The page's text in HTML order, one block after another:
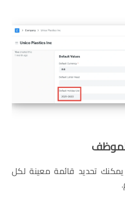
تحديد قائمة معينة لكل